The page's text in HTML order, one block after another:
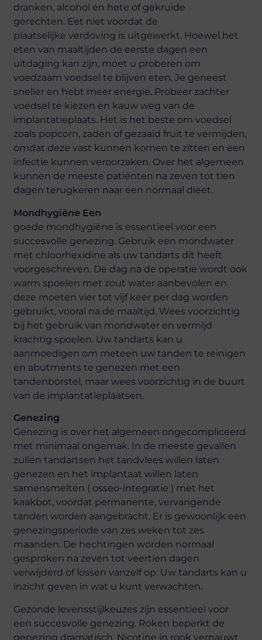
dranken, alcohol en hete of gekruide
gerechten. Eet niet voordat de
plaatselijke verdoving is uitgewerkt. Hoewel het
eten van maaltijden de eerste dagen een
uitdaging kan zijn, moet u proberen om
voedzaam voedsel te blijven eten. Je geneest
sneller en hebt meer energie. Probeer zachter
voedsel te kiezen en kauw weg van de
implantatieplaats. Het is het beste om voedsel
zoals popcorn, zaden of gezaaid fruit te vermijden,
omdat deze vast kunnen komen te zitten en een
infectie kunnen veroorzaken. Over het algemeen
kunnen de meeste patiënten na zeven tot tien
dagen terugkeren naar een normaal dieet.
Mondhygiëne Een
goede mondhygiëne is essentieel voor een
succesvolle genezing. Gebruik een mondwater
met chloorhexidine als uw tandarts dit heeft
voorgeschreven. De dag na de operatie wordt ook
warm spoelen met zout water aanbevolen en
deze moeten vier tot vijf keer per dag worden
gebruikt, vooral na de maaltijd. Wees voorzichtig
bij het gebruik van mondwater en vermijd
krachtig spoelen. Uw tandarts kan u
aanmoedigen om meteen uw tanden te reinigen
en abutments te genezen met een
tandenborstel, maar wees voorzichtig in de buurt
van de implantatieplaatsen.
Genezing
Genezing is over het algemeen ongecompliceerd
met minimaal ongemak. In de meeste gevallen
zullen tandartsen het tandvlees willen laten
genezen en het implantaat willen laten
samensmelten ( osseo-integratie ) met het
kaakbot, voordat permanente, vervangende
tanden worden aangebracht. Er is gewoonlijk een
genezingsperiode van zes weken tot zes
maanden. De hechtingen worden normaal
gesproken na zeven tot veertien dagen
verwijderd of lossen vanzelf op. Uw tandarts kan u
inzicht geven in wat u kunt verwachten.
Gezonde levensstijlkeuzes zijn essentieel voor
een succesvolle genezing. Roken beperkt de
genezing dramatisch. Nicotine in rook vernauwt